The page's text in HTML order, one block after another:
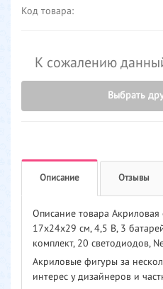
Код товара:
К сожалению
Выбрать
Описание Отзывы
Описание товара
17х24х29 см, 4,5 В, 3
комплект, 20 светодиодов,
Акриловые фигуры за
интерес у дизайнеров и